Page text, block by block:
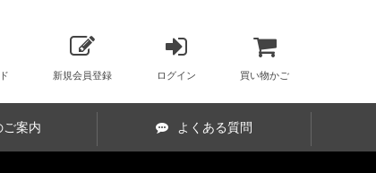
新規会員登録 ログイン 買い物かご
ご案内 よくある質問